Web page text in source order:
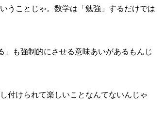
うことじゃ。数学は「勉強」するだけでは
も強制的にさせる意味あいがあるもんじ
付けられて楽しいことなんてないんじゃ